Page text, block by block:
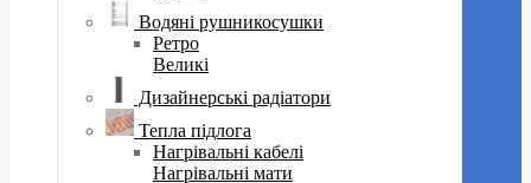
Водяні рушникосушки
Ретро
Великі
Дизайнерські радіатори
Тепла підлога
Нагрівальні кабелі
Нагрівальні мати